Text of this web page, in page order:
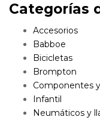
Categorías
Accesorios
Babboe
Bicicletas
Brompton
Componentes
Infantil
Neumáticos y